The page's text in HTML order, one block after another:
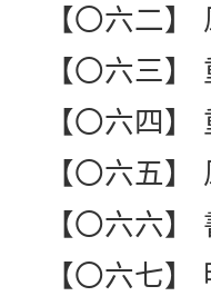
【〇六二
【〇六三
【〇六四
【〇六五
【〇六六
【〇六七